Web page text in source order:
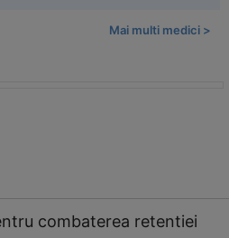
Mai multi medici >
combaterea retentiei